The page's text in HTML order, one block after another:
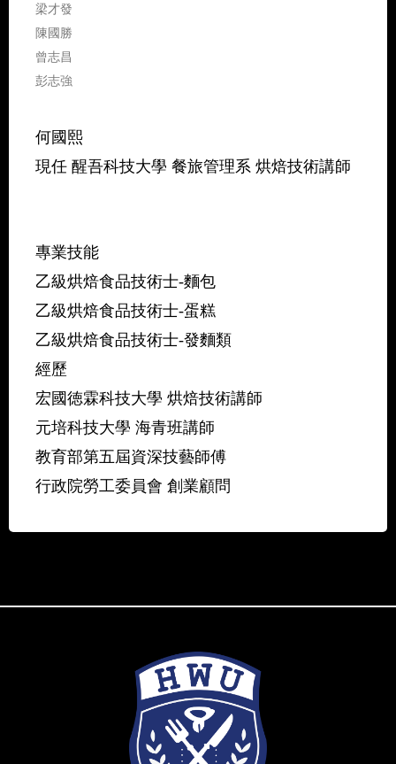
梁才發
陳國勝
曾志昌
彭志強
何國熙
現任 醒吾科技大學 餐旅管理系 烘焙技術講師
專業技能
乙級烘焙食品技術士-麵包
乙級烘焙食品技術士-蛋糕
乙級烘焙食品技術士-發麵類
經歷
宏國徳霖科技大學 烘焙技術講師
元培科技大學 海青班講師
教育部第五屆資深技藝師傅
行政院勞工委員會 創業顧問